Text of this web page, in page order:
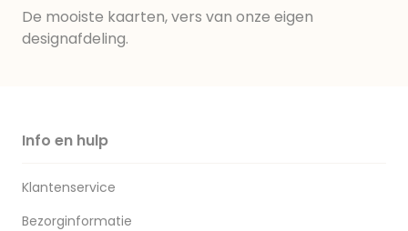
De mooiste kaarten, vers van onze eigen
designafdeling.
Info en hulp
Klantenservice
Bezorginformatie